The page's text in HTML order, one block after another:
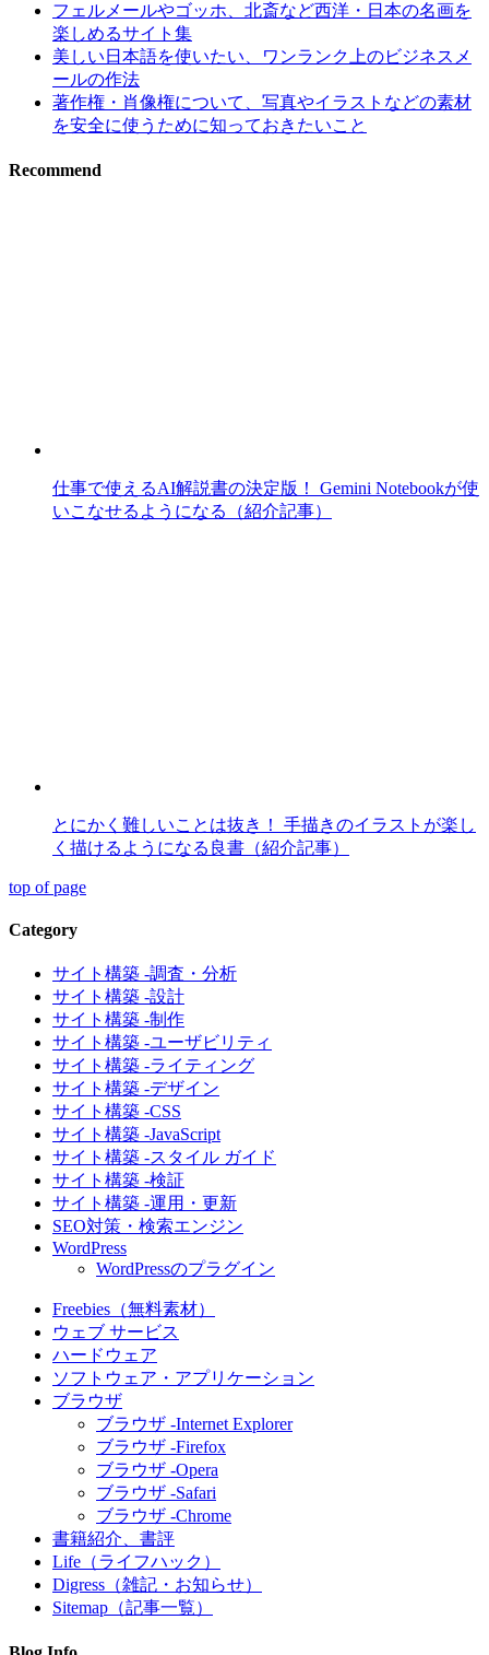
フェルメールやゴッホ、北斎など西洋・日本の名画を
楽しめるサイト集
美しい日本語を使いたい、ワンランク上のビジネスメ
ールの作法
著作権・肖像権について、写真やイラストなどの素材
を安全に使うために知っておきたいこと
Recommend
仕事で使えるAI解説書の決定版！ Gemini Notebookが使
いこなせるようになる（紹介記事）
とにかく難しいことは抜き！ 手描きのイラストが楽し
く描けるようになる良書（紹介記事）
top of page
Category
サイト構築 -調査・分析
サイト構築 -設計
サイト構築 -制作
サイト構築 -ユーザビリティ
サイト構築 -ライティング
サイト構築 -デザイン
サイト構築 -CSS
サイト構築 -JavaScript
サイト構築 -スタイル ガイド
サイト構築 -検証
サイト構築 -運用・更新
SEO対策・検索エンジン
WordPress
WordPressのプラグイン
Freebies（無料素材）
ウェブ サービス
ハードウェア
ソフトウェア・アプリケーション
ブラウザ
ブラウザ -Internet Explorer
ブラウザ -Firefox
ブラウザ -Opera
ブラウザ -Safari
ブラウザ -Chrome
書籍紹介、書評
Life（ライフハック）
Digress（雑記・お知らせ）
Sitemap（記事一覧）